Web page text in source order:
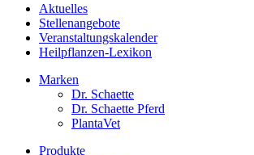
Aktuelles
Stellenangebote
Veranstaltungskalender
Heilpflanzen-Lexikon
Marken
Dr. Schaette
Dr. Schaette Pferd
PlantaVet
Produkte